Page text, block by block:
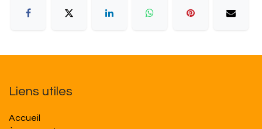
Liens utiles
Accueil